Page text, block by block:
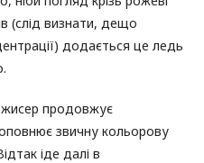
(слід визнати, дещо
додається це ледь
продовжує
звичну кольорову
іде далі в